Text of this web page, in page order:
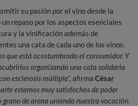
su pasión por el vino desde la
un repaso por los aspectos esenciales
y la vinificación además de
una cata de cada uno de los vinos.
que está acostumbrado el consumidor. Y
organizando una cata solidaria
esclerosis múltiple”, afirma César
estamos muy satisfechos de poder
de arena uniendo nuestra vocación